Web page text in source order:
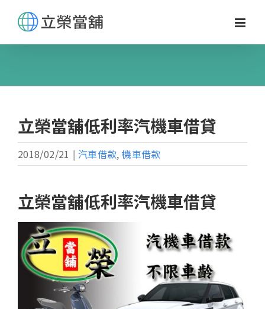
content
立榮當舖低利率汽機車借貸
2018/02/21 | 汽車借款,機車借款
立榮當舖低利率汽機車借貸